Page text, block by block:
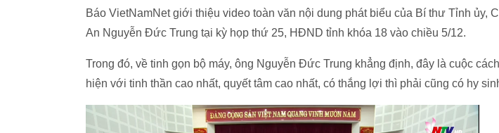
Báo VietNamNet giới thiệu video toàn văn nội dung phát biểu của Bí thư Tỉnh ủy,
An Nguyễn Đức Trung tại kỳ họp thứ 25, HĐND tỉnh khóa 18 vào chiều 5/12.
Trong đó, về tinh gọn bộ máy, ông Nguyễn Đức Trung khẳng định, đây là cuộc
hiện với tinh thần cao nhất, quyết tâm cao nhất, có thắng lợi thì phải cũng có hy